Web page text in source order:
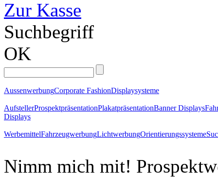
Zur Kasse
Suchbegriff
OK
AussenwerbungCorporate FashionDisplaysysteme
AufstellerProspektpräsentationPlakatpräsentationBanner Displays
Displays
WerbemittelFahrzeugwerbungLichtwerbungOrientierungssysteme
Nimm mich mit!